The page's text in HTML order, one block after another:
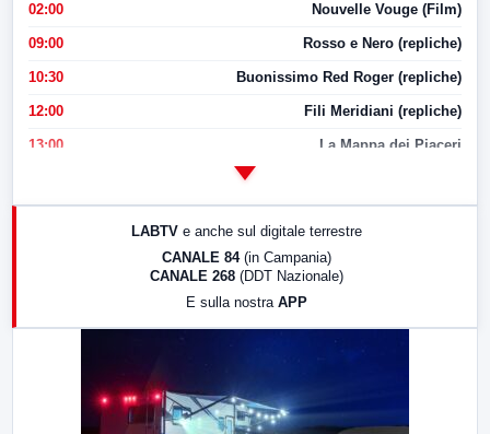
02:00 Nouvelle Vouge (Film)
09:00 Rosso e Nero (repliche)
10:30 Buonissimo Red Roger (repliche)
12:00 Fili Meridiani (repliche)
13:00 La Mappa dei Piaceri
LABTV e anche sul digitale terrestre
CANALE 84 (in Campania)
CANALE 268 (DDT Nazionale)
E sulla nostra APP